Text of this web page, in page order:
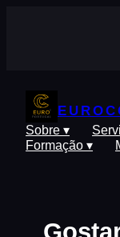
Sobre ▾
Formação ▾